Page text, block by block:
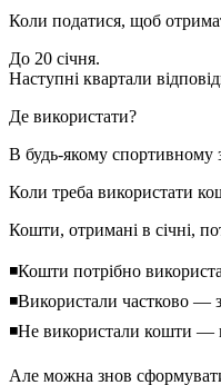
Коли податися, щоб
До 20 січня.
Наступні квартали
Де використати?
В будь-якому спортивному
Коли треба використати
Кошти, отримані в січні,
◾Кошти потрібно
◾Використали частково —
◾Не використали кошти —
Але можна знов